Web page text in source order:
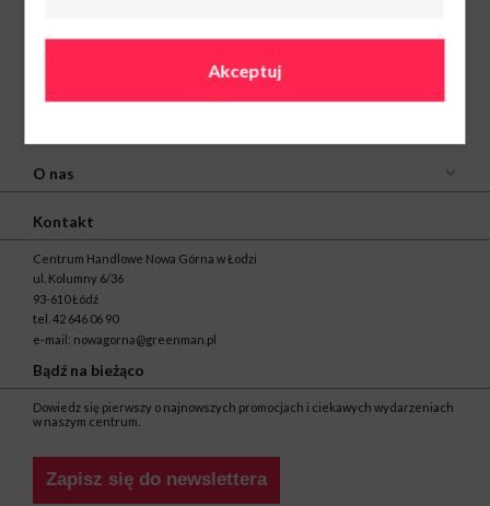
O nas
Kontakt
Centrum Handlowe Nowa Górna w Łodzi
ul. Kolumny 6/36
93-610 Łódź
tel. 42 646 06 90
e-mail: nowagorna@greenman.pl
Bądź na bieżąco
Dowiedz się pierwszy o najnowszych promocjach i ciekawych wydarzeniach
w naszym centrum.
Zapisz się do newslettera
Akceptuj